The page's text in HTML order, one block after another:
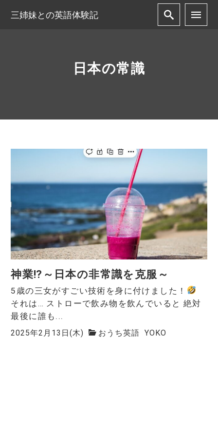
三姉妹との英語体験記
日本の常識
神業⁉～日本の非常識を克服～
5歳の三女がすごい技術を身に付けました！
それは… ストローで飲み物を飲んでいると 絶対
最後に誰も...
2025年2月13日(木) おうち英語 YOKO